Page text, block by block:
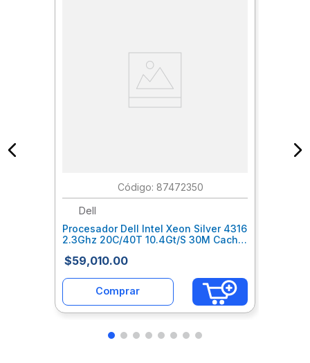
: 87472350
Dell
Procesador Dell Intel Xeon Silver 4316
2.3Ghz 20C/40T 10.4Gt/S 30M Caché
Devproab004
$59,010.00
Comprar